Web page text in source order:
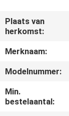
ONGEVEER
ONS
Plaats van
herkomst:
Merknaam:
Modelnummer:
Min.
bestelaantal: